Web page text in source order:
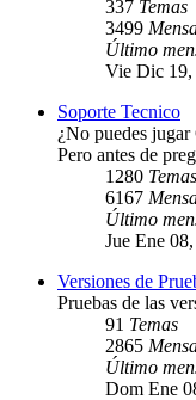
337 Temas
3499
Último
Vie Dic 19,
Soporte Tecnico
¿No puedes jugar
Pero antes de
1280 Temas
6167
Último
Jue Ene
Versiones de
Pruebas de las
91 Temas
2865
Último
Dom Ene